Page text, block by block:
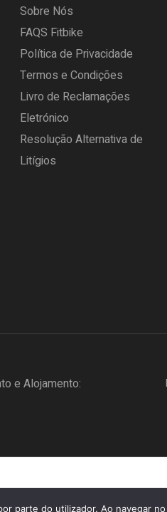
Sobre Nós
FAQS Fitbike
Política de Privacidade
Termos e Condições
Livro de Reclamações
Eletrónico
Resolução Alternativa de
Litígios
e Alojamento:
parte do utilizador. Ao navegar